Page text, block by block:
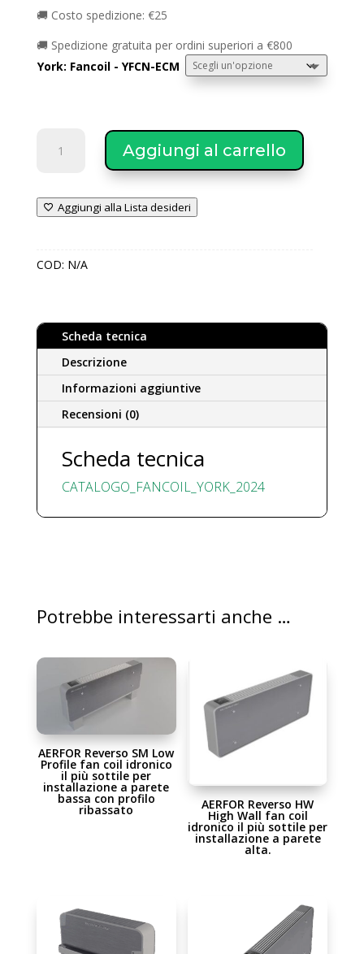
🚚 Costo spedizione: €25
🚚 Spedizione gratuita per ordini superiori a €800
York: Fancoil - YFCN-ECM
Termal
YFCN-
Pavimento
quantità
Aggiungi al carrello
Aggiungi alla Lista desideri
COD: N/A
Scheda tecnica
Descrizione
Informazioni aggiuntive
Recensioni (0)
Scheda tecnica
CATALOGO_FANCOIL_YORK_2024
Potrebbe interessarti anche …
AERFOR Reverso SM Low
Profile fan coil idronico
il più sottile per
installazione a parete
bassa con profilo
ribassato AERFOR Reverso HW
High Wall fan coil
idronico il più sottile per
installazione a parete
alta.